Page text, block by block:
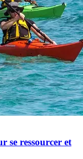
se ressourcer et